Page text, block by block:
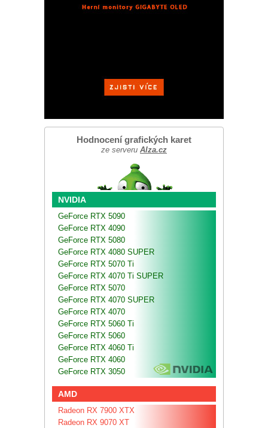
Hodnocení grafických karet
ze serveru Alza.cz
NVIDIA
GeForce RTX 5090
GeForce RTX 4090
GeForce RTX 5080
GeForce RTX 4080 SUPER
GeForce RTX 5070 Ti
GeForce RTX 4070 Ti SUPER
GeForce RTX 5070
GeForce RTX 4070 SUPER
GeForce RTX 4070
GeForce RTX 5060 Ti
GeForce RTX 5060
GeForce RTX 4060 Ti
GeForce RTX 4060
GeForce RTX 3050
AMD
Radeon RX 7900 XTX
Radeon RX 9070 XT